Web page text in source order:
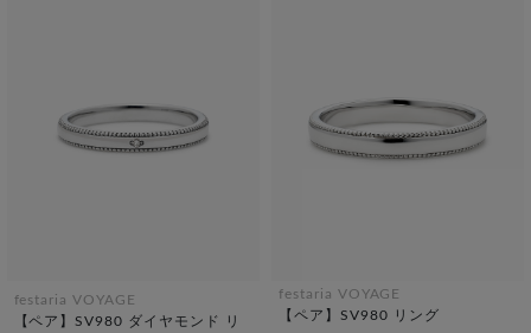
festaria VOYAGE
【ペア】SV980 ダイヤモンド リ
festaria VOYAGE
【ペア】SV980 リング